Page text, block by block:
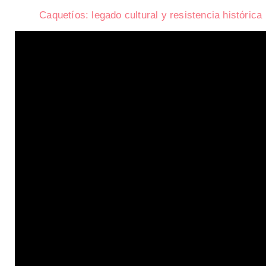
Caquetíos: legado cultural y resistencia histórica